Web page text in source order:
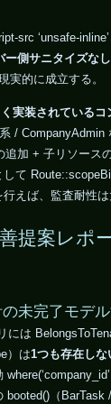
src ‘unsafe-
ー側サニタイズな
実的に成立する。
実装されているコ
/ CompanyAdmin
追加 + 子リソース
て
えば、監査耐性は
善提案レポ
の未完了モデ
には
）は1つも存在しな
booted()（BarTask